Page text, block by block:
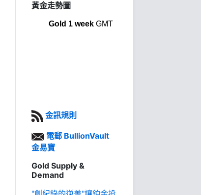
黃金走勢圖
Gold 1 weekGMT
金訊規則
電郵 BullionVault
金易寶
Gold Supply &
Demand